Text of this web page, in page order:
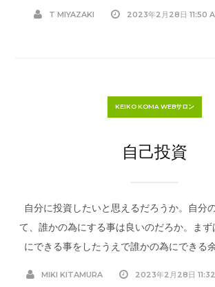
T MIYAZAKI 2023年2月28日 11:50
KEIKO KOMA WEBサロン
自己投資
自分に投資したいと思えるだろうか。自分
て、誰かの為にする事は良いのだろか。ま
にできる事をしたうえで誰かの為にできる
MIKI KITAMURA 2023年2月28日